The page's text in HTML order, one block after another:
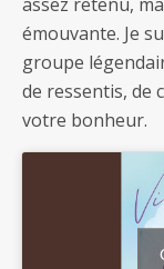
émouvante. Je
groupe
de ressentis, de
votre bonheur.